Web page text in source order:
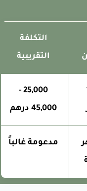
التكلفة
التقريبية
25,000 -
45,000 درهم
مدعومة غالباً